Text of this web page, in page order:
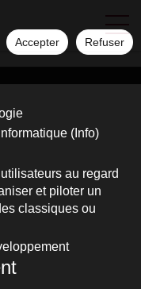
Accepter Refuser
Informatique (Info)
au regard
et piloter un
classiques ou